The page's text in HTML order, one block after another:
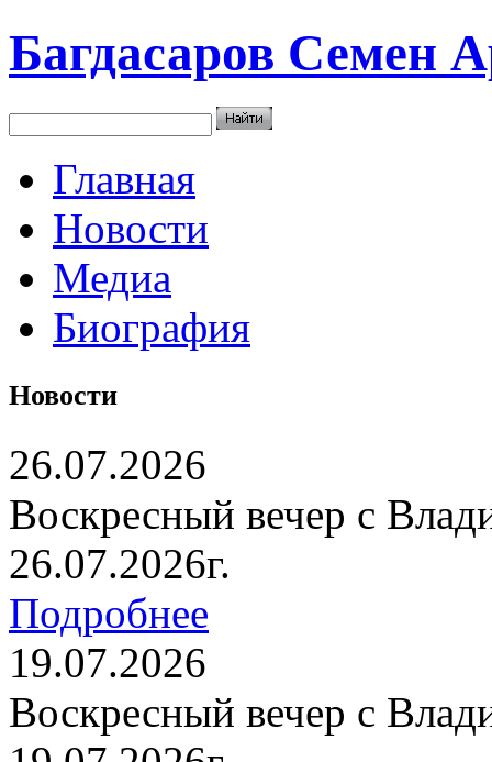
Багдасаров Семен
Главная
Новости
Медиа
Биография
Новости
26.07.2026
Воскресный вечер с
26.07.2026г.
Подробнее
19.07.2026
Воскресный вечер с